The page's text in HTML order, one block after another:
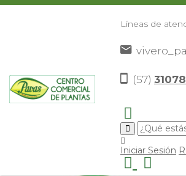
Líneas de
(57)
Iniciar Sesión
Palma